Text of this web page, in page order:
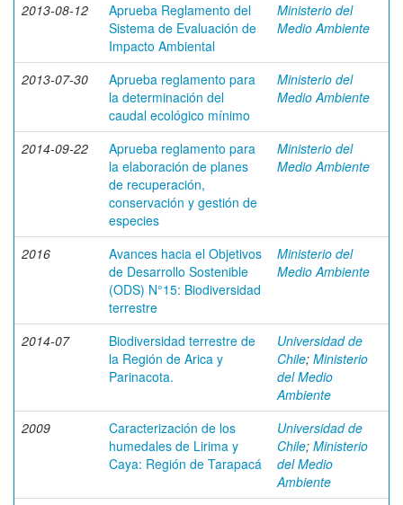
2013-08-12
Aprueba Reglamento del
Sistema de Evaluación de
Impacto Ambiental
Ministerio del
Medio Ambiente
2013-07-30
Aprueba reglamento para
la determinación del
caudal ecológico mínimo
Ministerio del
Medio Ambiente
2014-09-22
Aprueba reglamento para
la elaboración de planes
de recuperación,
conservación y gestión de
especies
Ministerio del
Medio Ambiente
2016
Avances hacia el Objetivos
de Desarrollo Sostenible
(ODS) N°15: Biodiversidad
terrestre
Ministerio del
Medio Ambiente
2014-07
Biodiversidad terrestre de
la Región de Arica y
Parinacota.
Universidad de
Chile; Ministerio
del Medio
Ambiente
2009
Caracterización de los
humedales de Lirima y
Caya: Región de Tarapacá
Universidad de
Chile; Ministerio
del Medio
Ambiente